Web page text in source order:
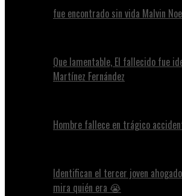
fue encontrado sin vida Malvin
Que lamentable, El fallecido fue
Martínez Fernández
Hombre fallece en trágico
Identifican el tercer joven
mira quién era 😭